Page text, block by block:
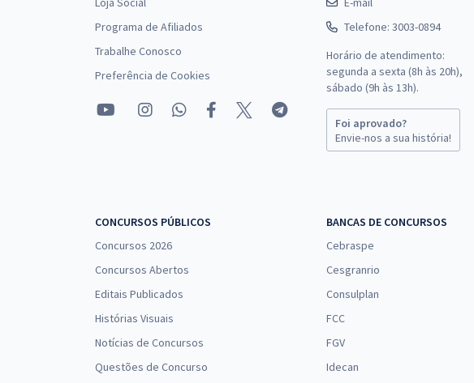
Programa de Afiliados
Trabalhe Conosco
Preferência de Cookies
Telefone: 3003-0894
Horário de atendimento:
segunda a sexta (8h às 20h),
sábado (9h às 13h).
Foi aprovado?
Envie-nos a sua história!
CONCURSOS PÚBLICOS
Concursos 2026
Concursos Abertos
Editais Publicados
Histórias Visuais
Notícias de Concursos
Questões de Concurso
BANCAS DE CONCURSOS
Cebraspe
Cesgranrio
Consulplan
FCC
FGV
Idecan